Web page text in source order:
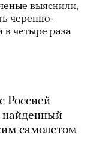
выяснили,
черепно-
в четыре раза
Россией
найденный
самолетом